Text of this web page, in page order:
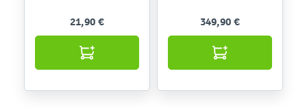
21,90 € 349,90 €